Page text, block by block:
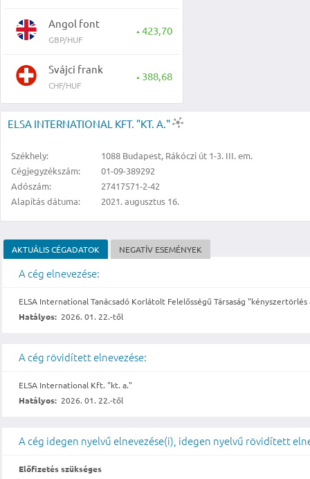
Angol font
GBP/HUF
▲ 423,70
Svájci frank
CHF/HUF
▲ 388,68
ELSA INTERNATIONAL KFT. "KT. A."
Székhely:
1088 Budapest, Rákóczi út 1-3. III. em.
Cégjegyzékszám:
01-09-389292
Adószám:
27417571-2-42
Alapítás dátuma:
2021. augusztus 16.
AKTUÁLIS CÉGADATOK NEGATÍV ESEMÉNYEK
A cég elnevezése:
ELSA International Tanácsadó Korlátolt Felelősségű Társaság
Hatályos: 2026. 01. 22.-től
A cég rövidített elnevezése:
ELSA International Kft. "kt. a."
Hatályos: 2026. 01. 22.-től
A cég idegen nyelvű elnevezése(i), idegen nyelvű rövidített
Előfizetés szükséges